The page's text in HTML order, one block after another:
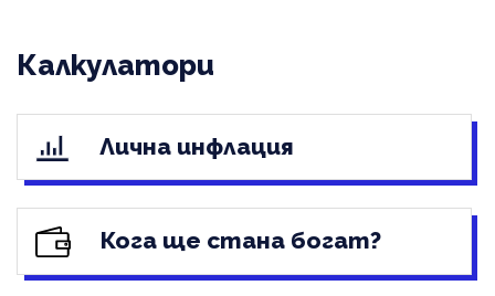
Калкулатори
Лична инфлация
Кога ще стана богат?